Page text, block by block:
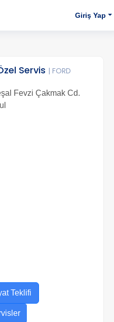
Giriş Yap
Servis | FORD
Fevzi Çakmak Cd.
Teklifi